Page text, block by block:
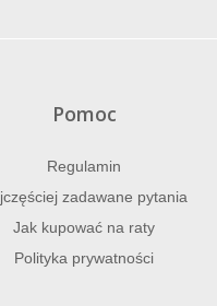
Pomoc
Regulamin
zadawane pytania
Jak kupować na raty
Polityka prywatności